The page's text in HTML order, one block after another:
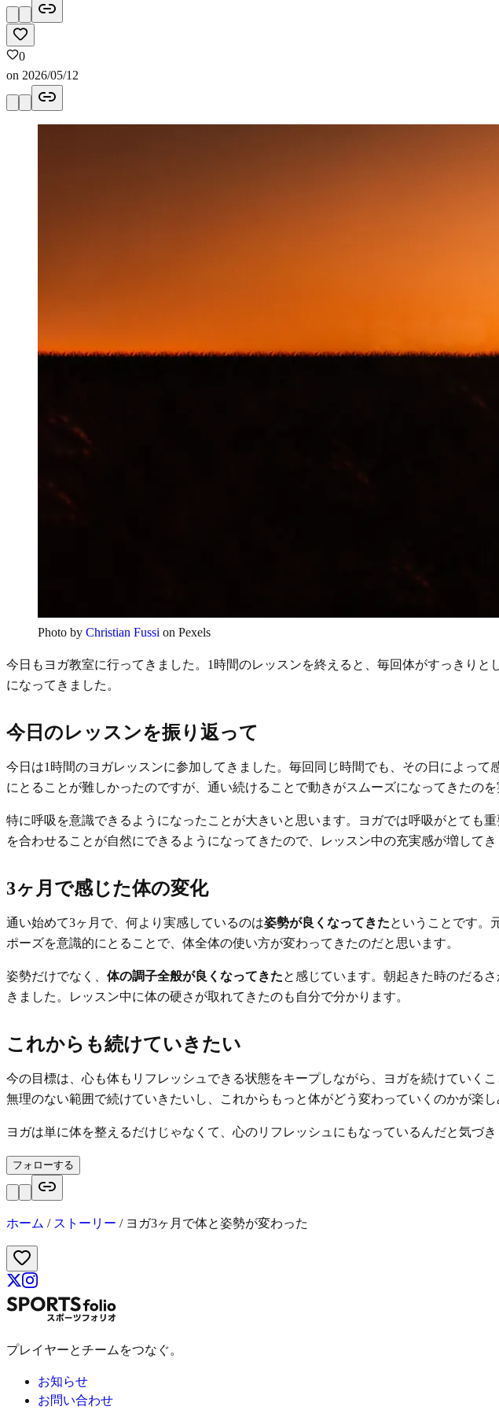
0
on 2026/05/12
Photo by Christian Fussi on Pexels
今日もヨガ教室に行ってきました。1時間のレッスンを終えると、毎回体がすっきり
になってきました。
今日のレッスンを振り返って
今日は1時間のヨガレッスンに参加してきました。毎回同じ時間でも、その日によっ
にとることが難しかったのですが、通い続けることで動きがスムーズになってきたのを
特に呼吸を意識できるようになったことが大きいと思います。ヨガでは呼吸がとても
を合わせることが自然にできるようになってきたので、レッスン中の充実感が増してき
3ヶ月で感じた体の変化
通い始めて3ヶ月で、何より実感しているのは姿勢が良くなってきたということです。
ポーズを意識的にとることで、体全体の使い方が変わってきたのだと思います。
姿勢だけでなく、 体の調子全般が良くなってきたと感じています。朝起きた時のだる
きました。レッスン中に体の硬さが取れてきたのも自分で分かります。
これからも続けていきたい
今の目標は、心も体もリフレッシュできる状態をキープしながら、ヨガを続けていく
無理のない範囲で続けていきたいし、これからもっと体がどう変わっていくのかが楽し
ヨガは単に体を整えるだけじゃなくて、心のリフレッシュにもなっているんだと気づ
フォローする
ホーム / ストーリー / ヨガ3ヶ月で体と姿勢が変わった
プレイヤーとチームをつなぐ。
お知らせ
お問い合わせ